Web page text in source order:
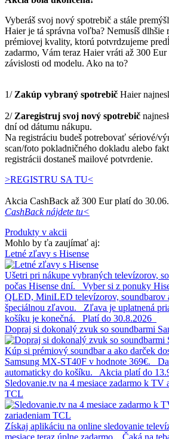
Vyberáš svoj nový spotrebič a stále
Haier je tá správna voľba? Nemusíš
prémiovej kvality, ktorú potvrdzujeme
zadarmo, Vám teraz Haier vráti až 300
závislosti od modelu. Ako na to?
1/ Zakúp vybraný spotrebič Haier
2/ Zaregistruj svoj nový spotrebič
dní od dátumu nákupu.
Na registráciu budeš potrebovať sériové/
scan/foto pokladničného dokladu alebo
registrácii dostaneš mailové potvrdenie.
>REGISTRU SA TU<
Akcia CashBack až 300 Eur platí do
CashBack nájdete tu<
Produkty v akcii
Mohlo by ťa zaujímať aj:
Letné zľavy s Hisense
Ušetri pri nákupe vybraných televízorov,
počas Hisense dní. Vyber si z ponuky
QLED, MiniLED televízorov, soundbarov
špeciálnou zľavou. Zľava je uplatnená
košíku je konečná. Platí do 30.8.2026
Dopraj si dokonalý zvuk so soundbarmi
Kúp si prémiový soundbar a ako darček
Samsung MX-ST40F v hodnote 369€.
automaticky do košíku. Akcia platí do
Sledovanie.tv na 4 mesiace zadarmo k TV
TCL
Získaj aplikáciu na online sledovanie
mesiace teraz úplne zadarmo. Čaká na